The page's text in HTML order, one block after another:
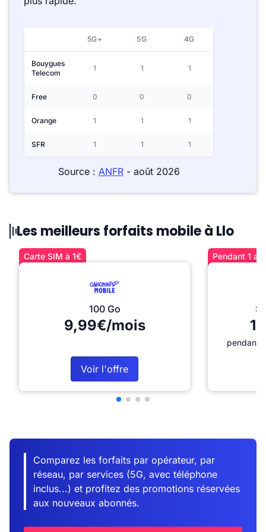
5G+ 5G 4G
Bouygues
Telecom
1 1 1
Free 0 0 0
Orange 1 1 1
SFR 1 1 1
Source : ANFR- août 2026
Les meilleurs forfaits mobile à Llo
Carte SIM à 1€
100 Go
9,99€/mois
Voir l'offre
Pendant 1
pendant
Comparez les forfaits par opérateur, par
réseau, par services (5G, avec téléphone
inclus...) et profitez des promotions réservées
aux nouveaux abonnés.